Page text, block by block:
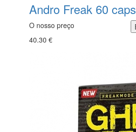
Andro Freak 60 caps
O nosso preço
40.30 €